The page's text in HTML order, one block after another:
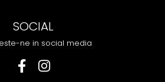
SOCIAL
ne in social media